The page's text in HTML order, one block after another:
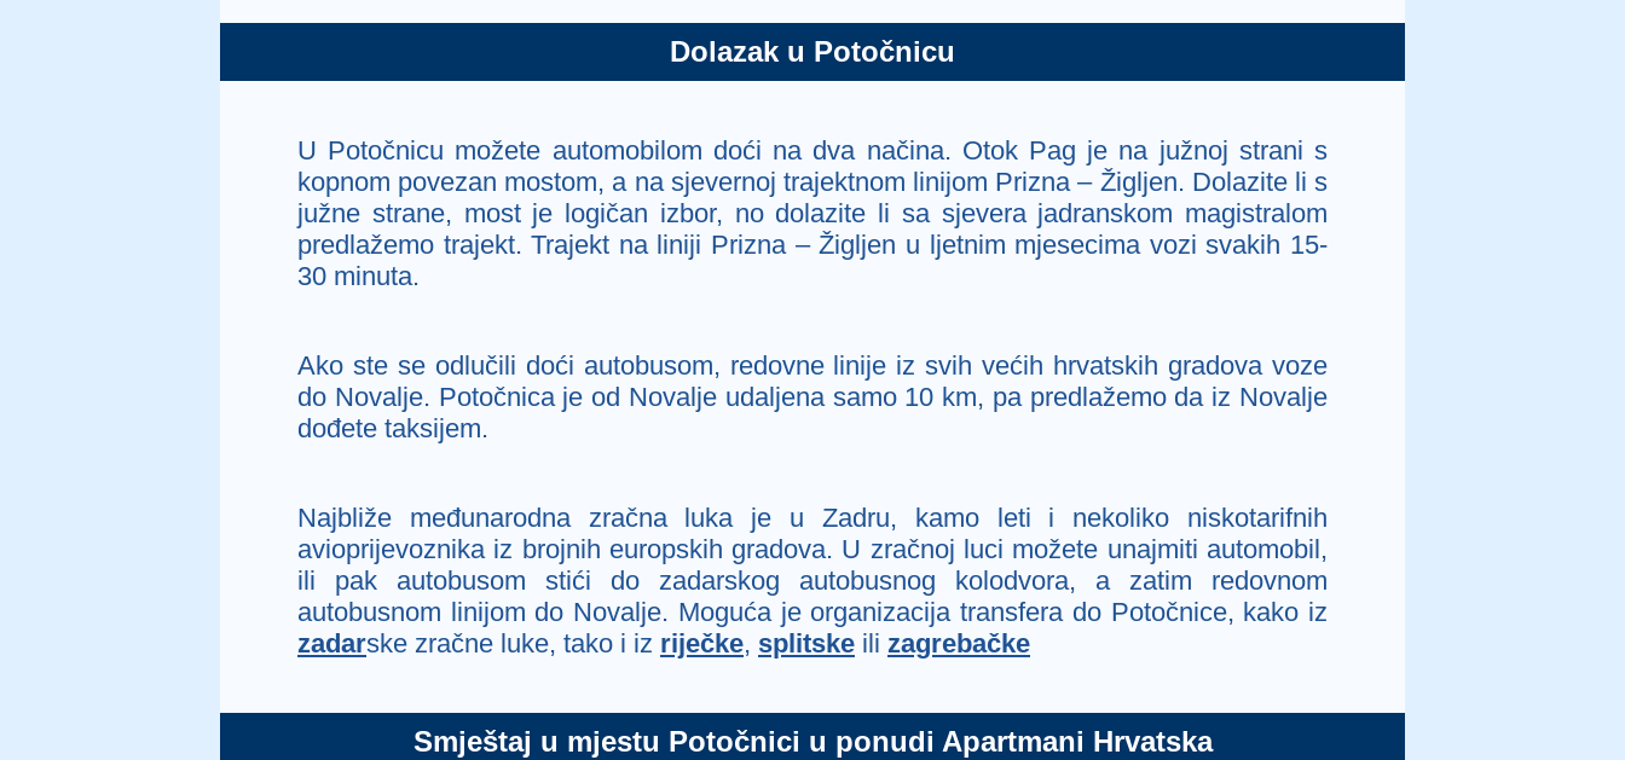
Dolazak u Potočnicu
U Potočnicu možete automobilom doći na dva načina. Otok Pag je na južnoj strani s
kopnom povezan mostom, a na sjevernoj trajektnom linijom Prizna – Žigljen. Dolazite li s
južne strane, most je logičan izbor, no dolazite li sa sjevera jadranskom magistralom
predlažemo trajekt. Trajekt na liniji Prizna – Žigljen u ljetnim mjesecima vozi svakih 15-
30 minuta.
Ako ste se odlučili doći autobusom, redovne linije iz svih većih hrvatskih gradova voze
do Novalje. Potočnica je od Novalje udaljena samo 10 km, pa predlažemo da iz Novalje
dođete taksijem.
Najbliže međunarodna zračna luka je u Zadru, kamo leti i nekoliko niskotarifnih
avioprijevoznika iz brojnih europskih gradova. U zračnoj luci možete unajmiti automobil,
ili pak autobusom stići do zadarskog autobusnog kolodvora, a zatim redovnom
autobusnom linijom do Novalje. Moguća je organizacija transfera do Potočnice, kako iz
zadarske zračne luke, tako i iz riječke, splitske ili zagrebačke
Smještaj u mjestu Potočnici u ponudi Apartmani Hrvatska